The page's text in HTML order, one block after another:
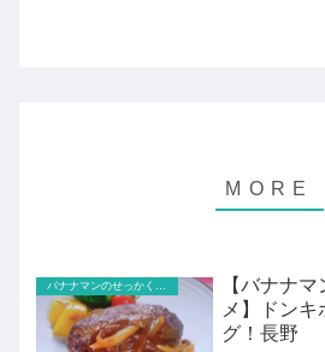
【バナナ
メ】ドン
グ！長野